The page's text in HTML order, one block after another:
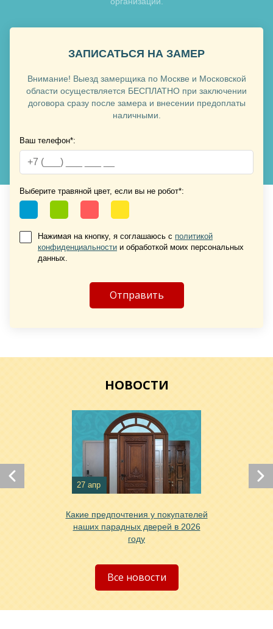
Хочу такую
Хочу такую
ЗАПИСАТЬСЯ НА ЗАМЕР
Внимание! Выезд замерщика по Москве и Московской
области осуществляется БЕСПЛАТНО при заключении
договора сразу после замера и внесении предоплаты
наличными.
Ваш телефон*:
Выберите травяной цвет, если вы не робот*:
Нажимая на кнопку, я соглашаюсь с политикой
конфиденциальности и обработкой моих персональных
данных.
НОВОСТИ
27 апр
Какие предпочтения у покупателей
наших парадных дверей в 2026
году
Все новости